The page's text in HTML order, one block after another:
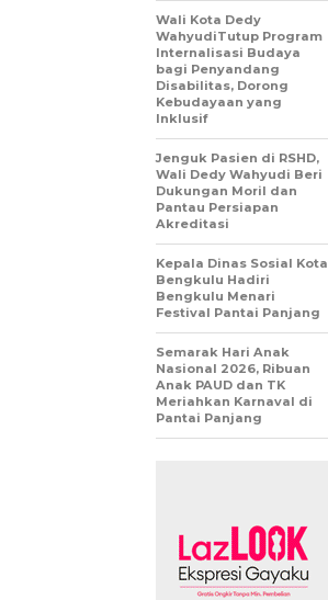
Wali Kota Dedy
WahyudiTutup Program
Internalisasi Budaya
bagi Penyandang
Disabilitas, Dorong
Kebudayaan yang
Inklusif
Jenguk Pasien di RSHD,
Wali Dedy Wahyudi Beri
Dukungan Moril dan
Pantau Persiapan
Akreditasi
Kepala Dinas Sosial Kota
Bengkulu Hadiri
Bengkulu Menari
Festival Pantai Panjang
Semarak Hari Anak
Nasional 2026, Ribuan
Anak PAUD dan TK
Meriahkan Karnaval di
Pantai Panjang